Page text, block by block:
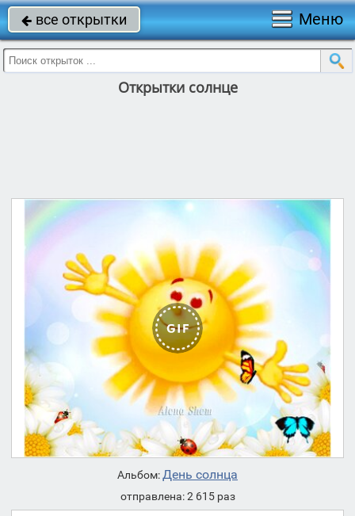
 все открытки Меню
Открытки солнце
Альбом:День солнца
отправлена: 2 615 раз